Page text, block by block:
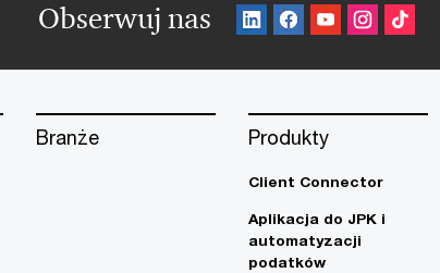
Obserwuj nas
Branże Produkty
Client Connector
Aplikacja do JPK i
automatyzacji
podatków